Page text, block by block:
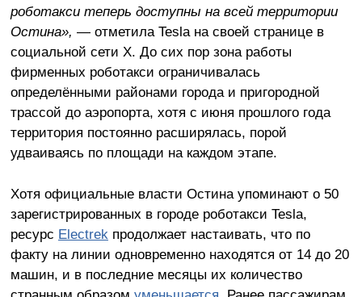
роботакси теперь доступны на всей территории
Остина», — отметила Tesla на своей странице в
социальной сети X. До сих пор зона работы
фирменных роботакси ограничивалась
определёнными районами города и пригородной
трассой до аэропорта, хотя с июня прошлого года
территория постоянно расширялась, порой
удваиваясь по площади на каждом этапе.
Хотя официальные власти Остина упоминают о 50
зарегистрированных в городе роботакси Tesla,
ресурс Electrek продолжает настаивать, что по
факту на линии одновременно находятся от 14 до 20
машин, и в последние месяцы их количество